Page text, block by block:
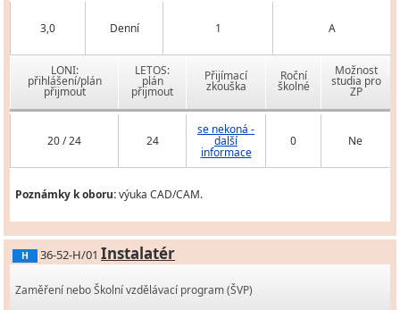
3,0 Denní 1 A
LONI:
přihlášení/plán
přijmout
LETOS:
plán
přijmout
Přijímací
zkouška
Roční
školné
Možnost
studia pro
ZP
20 / 24 24
se nekoná -
další
informace
0 Ne
Poznámky k oboru:výuka CAD/CAM.
H 36-52-H/01 Instalatér
Zaměření nebo Školní vzdělávací program (ŠVP)